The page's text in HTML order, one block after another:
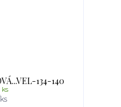
134-140
ks
ks